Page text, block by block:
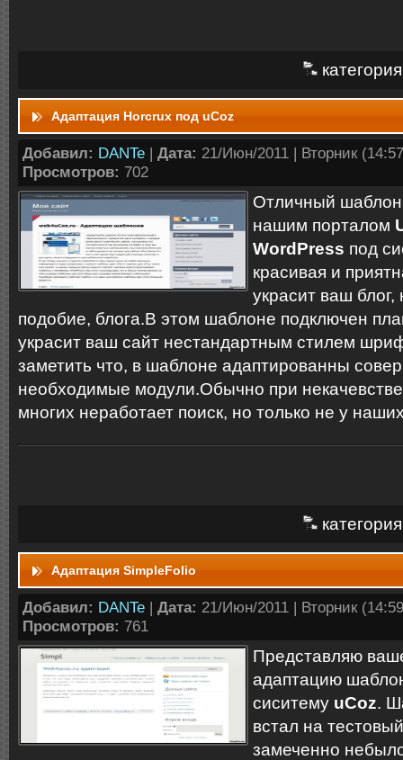
Адаптация Horcrux под uCoz
Добавил: DANTe | Дата: 21/Июн/2011 | Вторник
Просмотров: 702
Отличный
нашим порталом
WordPress под
красивая и
украсит ваш блог,
подобие, блога.В этом шаблоне подключен
украсит ваш сайт нестандартным стилем
заметить что, в шаблоне адаптированны
необxодимые модули.Обычно при
многих неработает поиск, но только не у
Адаптация SimpleFolio
Добавил: DANTe | Дата: 21/Июн/2011 | Вторник
Просмотров: 761
Представляю
адаптацию
сиситему uCoz.
встал на
замеченно